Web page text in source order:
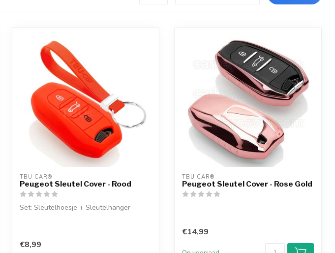
TBU CAR®
Peugeot Sleutel Cover - Rood
Set: Sleutelhoesje + Sleutelhanger
€8,99
TBU CAR®
Peugeot Sleutel Cover - Rose Gold
€14,99